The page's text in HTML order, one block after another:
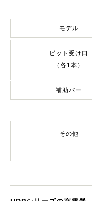
モデル
ビット受け口
（各1本）
補助バー
その他